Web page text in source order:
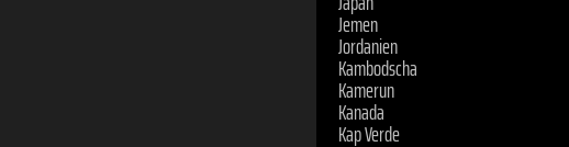
Katar
Kenia
Kirgisistan
Kiribati
Kolumbien
Komoren